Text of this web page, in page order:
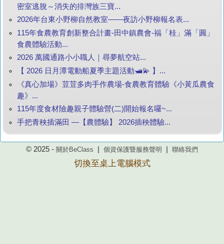
密室逃脫～消失的排灣族三寶...
2026年台東小野柳自然教室——夜訪小野柳報名表...
115年食農教育創新整合計畫-田中鎮農會-福「桂」滿「圓」
食農體驗活動...
2026 萬國通路小小職人｜尋夢航空站...
【 2026 日月潭電動船夏季主題活動🛥️💫 】...
《真心加場》荳荳多肉手作農場-食農教育體驗《小黃瓜農食
趣》...
115年度食材險趣親子體驗營(二)開始報名囉~...
手把青秧插滿田 —【農體驗】 2026插秧體驗...
© 2025 - 關於BeClass 個資保護暨服務聲明 聯絡我們
切換至桌上電腦模式